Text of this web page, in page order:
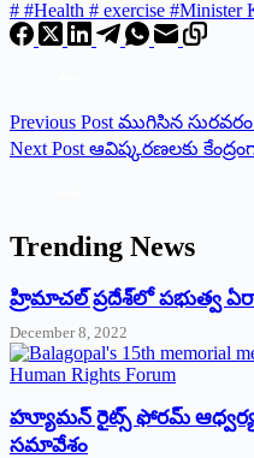
# #Health # exercise #Minister
Previous Post ముగిసిన
Next Post ఆవిష్కరణలకు
Trending News
‌హ్రిమాచల్‌ ‌ప్రదేశ్‌లో పభుత్వ
December 8, 2022
హ్యూమన్‌ రైట్స్‌ ఫోరమ్‌
సమావేశం